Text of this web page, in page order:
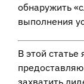
обнаружить
выполнения
В этой